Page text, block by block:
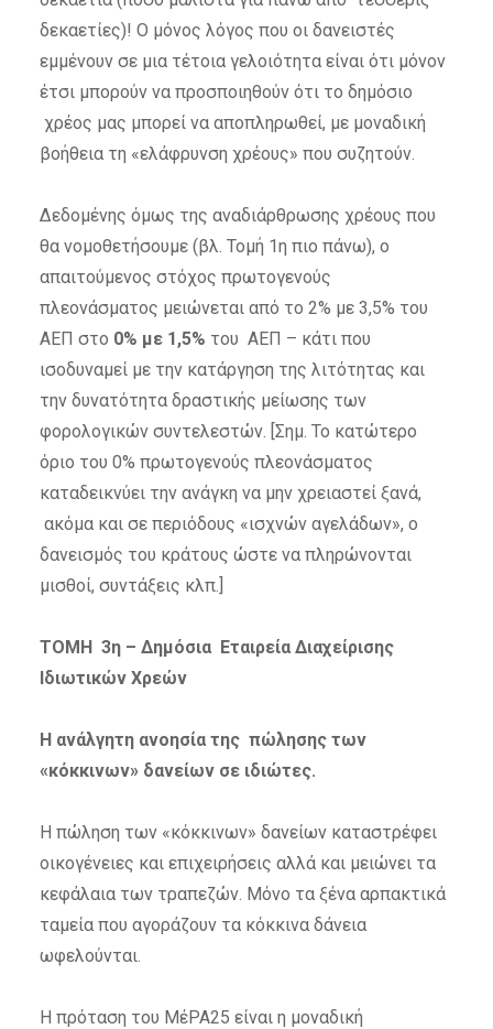
δεκαετίες)! Ο μόνος λόγος που οι δανειστές
εμμένουν σε μια τέτοια γελοιότητα είναι ότι μόνον
έτσι μπορούν να προσποιηθούν ότι το δημόσιο
χρέος μας μπορεί να αποπληρωθεί, με μοναδική
βοήθεια τη «ελάφρυνση χρέους» που συζητούν.
Δεδομένης όμως της αναδιάρθρωσης χρέους που
θα νομοθετήσουμε (βλ. Τομή 1η πιο πάνω), ο
απαιτούμενος στόχος πρωτογενούς
πλεονάσματος μειώνεται από το 2% με 3,5% του
ΑΕΠ στο 0% με 1,5% του ΑΕΠ – κάτι που
ισοδυναμεί με την κατάργηση της λιτότητας και
την δυνατότητα δραστικής μείωσης των
φορολογικών συντελεστών. [Σημ. Το κατώτερο
όριο του 0% πρωτογενούς πλεονάσματος
καταδεικνύει την ανάγκη να μην χρειαστεί ξανά,
ακόμα και σε περιόδους «ισχνών αγελάδων», ο
δανεισμός του κράτους ώστε να πληρώνονται
μισθοί, συντάξεις κλπ.]
ΤΟΜΗ 3η – Δημόσια Εταιρεία Διαχείρισης
Ιδιωτικών Χρεών
Η ανάλγητη ανοησία της πώλησης των
«κόκκινων» δανείων σε ιδιώτες.
Η πώληση των «κόκκινων» δανείων καταστρέφει
οικογένειες και επιχειρήσεις αλλά και μειώνει τα
κεφάλαια των τραπεζών. Μόνο τα ξένα αρπακτικά
ταμεία που αγοράζουν τα κόκκινα δάνεια
ωφελούνται.
Η πρόταση του ΜέΡΑ25 είναι η μοναδική